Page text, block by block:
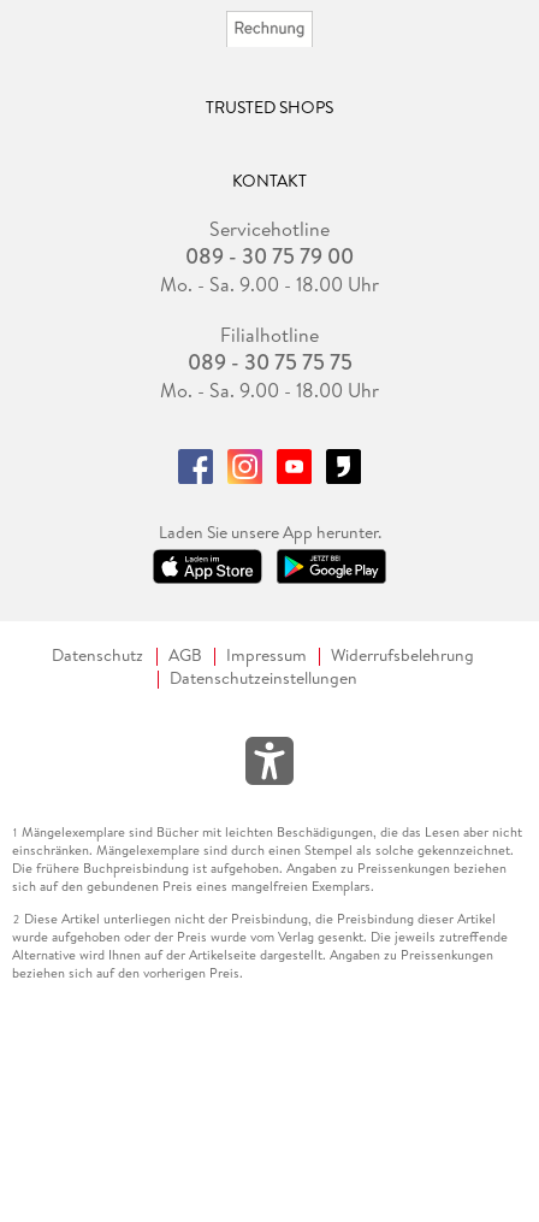
TRUSTED SHOPS
KONTAKT
Servicehotline
089 - 30 75 79 00
Mo. - Sa. 9.00 - 18.00 Uhr
Filialhotline
089 - 30 75 75 75
Mo. - Sa. 9.00 - 18.00 Uhr
Laden Sie unsere App herunter.
Datenschutz AGB Impressum
Widerrufsbelehrung
Datenschutzeinstellungen
1 Mängelexemplare sind Bücher mit leichten Beschädigungen, die das Lesen aber nicht
einschränken. Mängelexemplare sind durch einen Stempel als solche gekennzeichnet.
Die frühere Buchpreisbindung ist aufgehoben. Angaben zu Preissenkungen beziehen
sich auf den gebundenen Preis eines mangelfreien Exemplars.
2 Diese Artikel unterliegen nicht der Preisbindung, die Preisbindung dieser Artikel
wurde aufgehoben oder der Preis wurde vom Verlag gesenkt. Die jeweils zutreffende
Alternative wird Ihnen auf der Artikelseite dargestellt. Angaben zu Preissenkungen
beziehen sich auf den vorherigen Preis.